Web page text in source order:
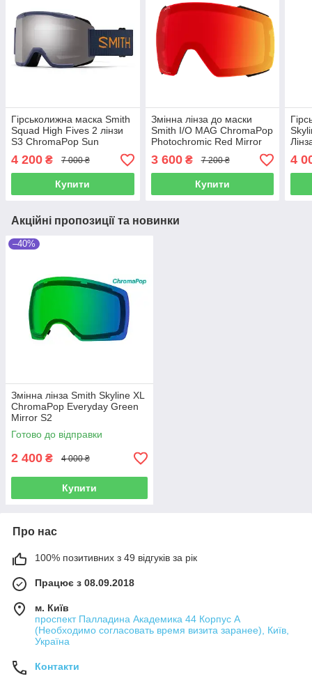
Гірськолижна маска Smith
Squad High Fives 2 лінзи
S3 ChromaPop Sun
Platinum Mirror/S1 Yellow
4 200 ₴ 7 000 ₴
Купити
Змінна лінза до маски
Smith I/O MAG ChromaPop
Photochromic Red Mirror
S1-S2
3 600₴ 7 200 ₴
Купити
4
Акційні пропозиції та новинки
–40%
Змінна лінза Smith Skyline XL
ChromaPop Everyday Green
Mirror S2
Готово до відправки
2 400 ₴ 4 000 ₴
Купити
Про нас
100% позитивних з 49 відгуків за рік
Працює з 08.09.2018
м. Київ
проспект Палладина Академика 44 Корпус А
(Необходимо согласовать время визита заранее), Київ,
Україна
Контакти